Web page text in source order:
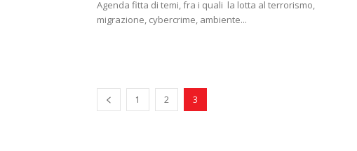
Agenda fitta di temi, fra i quali la lotta al terrorismo,
migrazione, cybercrime, ambiente...
1 2 3